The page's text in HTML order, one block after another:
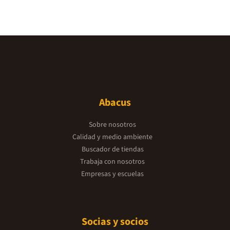
Abacus
Sobre nosotros
Calidad y medio ambiente
Buscador de tiendas
Trabaja con nosotros
Empresas y escuelas
Socias y socios